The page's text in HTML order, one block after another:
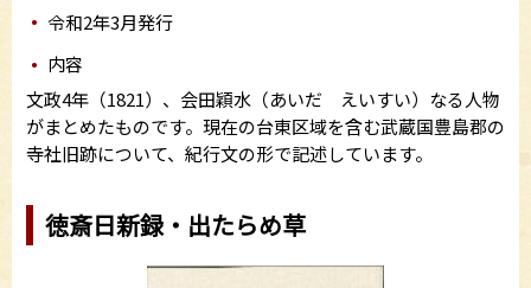
令和2年3月発行
内容
文政4年（1821）、会田穎水（あいだ えいすい）なる人物
がまとめたものです。現在の台東区域を含む武蔵国豊島郡の
寺社旧跡について、紀行文の形で記述しています。
徳斎日新録・出たらめ草